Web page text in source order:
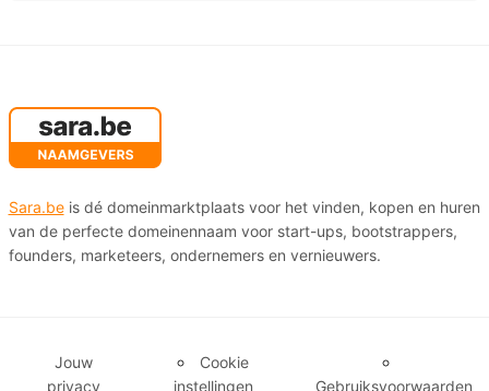
Sara.beis dé domeinmarktplaats voor het vinden, kopen en huren
van de perfecte domeinennaam voor start-ups, bootstrappers,
founders, marketeers, ondernemers en vernieuwers.
Jouw
privacy
Cookie
instellingen
Gebruiksvoorwaarden